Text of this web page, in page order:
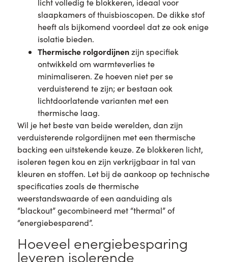
licht volledig te blokkeren, ideaal voor
slaapkamers of thuisbioscopen. De dikke stof
heeft als bijkomend voordeel dat ze ook enige
isolatie bieden.
Thermische rolgordijnenzijn specifiek
ontwikkeld om warmteverlies te
minimaliseren. Ze hoeven niet per se
verduisterend te zijn; er bestaan ook
lichtdoorlatende varianten met een
thermische laag.
Wil je het beste van beide werelden, dan zijn
verduisterende rolgordijnen met een thermische
backing een uitstekende keuze. Ze blokkeren licht,
isoleren tegen kou en zijn verkrijgbaar in tal van
kleuren en stoffen. Let bij de aankoop op technische
specificaties zoals de thermische
weerstandswaarde of een aanduiding als
“blackout” gecombineerd met “thermal” of
“energiebesparend”.
Hoeveel energiebesparing
leveren isolerende